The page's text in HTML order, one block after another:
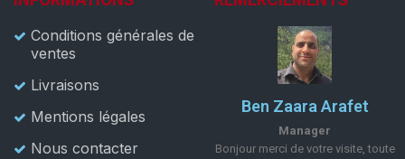
Conditions générales de
ventes
Livraisons
Mentions légales
Nous contacter
Ben Zaara Arafet
Manager
Bonjour merci de votre visite, toute